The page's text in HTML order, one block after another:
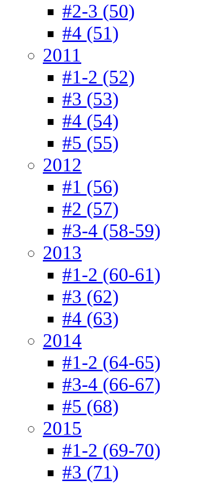
#2-3 (50)
#4 (51)
2011
#1-2 (52)
#3 (53)
#4 (54)
#5 (55)
2012
#1 (56)
#2 (57)
#3-4 (58-59)
2013
#1-2 (60-61)
#3 (62)
#4 (63)
2014
#1-2 (64-65)
#3-4 (66-67)
#5 (68)
2015
#1-2 (69-70)
#3 (71)